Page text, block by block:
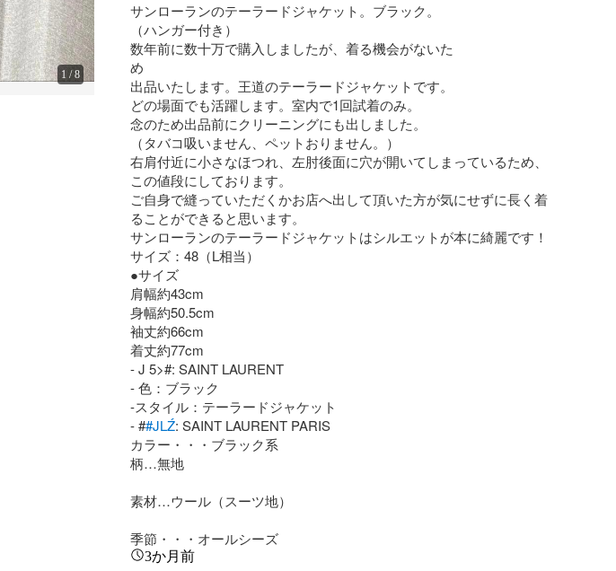
1 /8
サンローランのテーラードジャケット。ブラック。
（ハンガー付き）
数年前に数十万で購入しましたが、着る機会がないた
め
出品いたします。王道のテーラードジャケットです。
どの場面でも活躍します。室内で1回試着のみ。
念のため出品前にクリーニングにも出しました。
（タバコ吸いません、ペットおりません。）
右肩付近に小さなほつれ、左肘後面に穴が開いてしまっているため、
この値段にしております。
ご自身で縫っていただくかお店へ出して頂いた方が気にせずに長く着
ることができると思います。
サンローランのテーラードジャケットはシルエットが本に綺麗です！
サイズ：48（L相当）
●サイズ
肩幅約43cm
身幅約50.5cm
袖丈約66cm
着丈約77cm
- J 5>#: SAINT LAURENT
- 色：ブラック
-スタイル：テーラードジャケット
- ##JLŹ: SAINT LAURENT PARIS
カラー・・・ブラック系
柄…無地
素材…ウール（スーツ地）
季節・・・オールシーズ
3か月前